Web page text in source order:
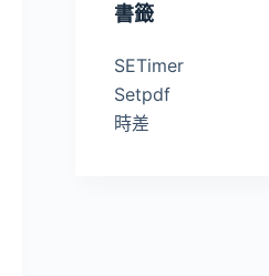
書籤
SETimer
Setpdf
時差